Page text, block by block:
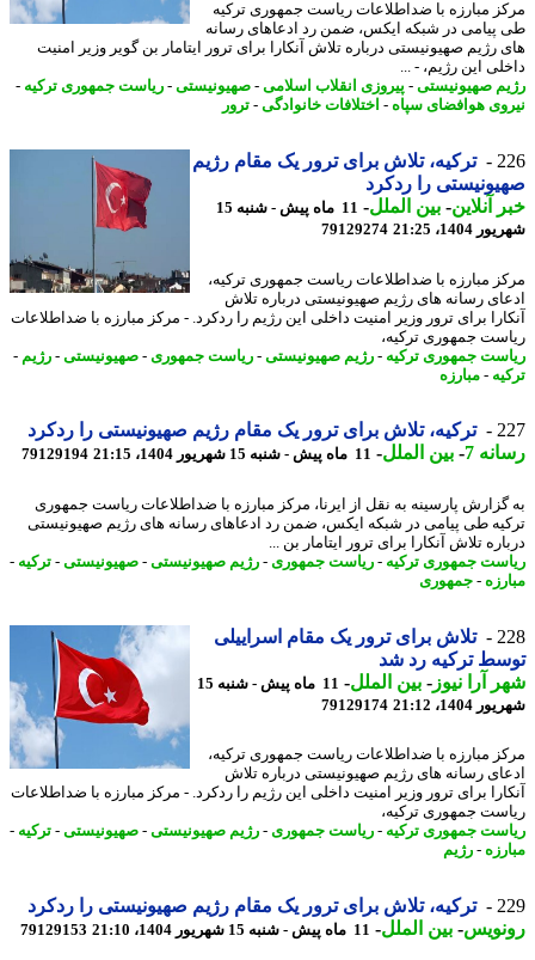
مبارزه با ضداطلاعات ریاست جمهوری ترکیه
در شبکه ایکس، ضمن رد ادعاهای رسانه
رژیم صهیونیستی درباره تلاش آنکارا برای ترور ایتامار بن گویر وزیر امنیت
این رژیم، - ...
صهیونیستی-پیروزی انقلاب اسلامی-صهیونیستی-ریاست جمهوری ترکیه-
هوافضای سپاه-اختلافات خانوادگی -ترور
ترکیه، تلاش برای ترور یک مقام رژیم
را ردکرد
آنلاین-بین الملل-
11 ماه پیش - شنبه 15
21:25
79129274
مبارزه با ضداطلاعات ریاست جمهوری ترکیه،
رسانه های رژیم صهیونیستی درباره تلاش
برای ترور وزیر امنیت داخلی این رژیم را ردکرد. - مرکز مبارزه با ضداطلاعات
جمهوری ترکیه،
جمهوری ترکیه-رژیم صهیونیستی-ریاست جمهوری- صهیونیستی-رژیم-
-مبارزه
ترکیه، تلاش برای ترور یک مقام رژیم صهیونیستی را ردکرد
7
-بین الملل-11 ماه پیش - شنبه 15 شهریور 1404، 21:15 79129194
پارسینه به نقل از ایرنا، مرکز مبارزه با ضداطلاعات ریاست جمهوری
طی پیامی در شبکه ایکس، ضمن رد ادعاهای رسانه های رژیم صهیونیستی
تلاش آنکارا برای ترور ایتامار بن ...
جمهوری ترکیه-ریاست جمهوری- رژیم صهیونیستی-صهیونیستی-ترکیه-
- جمهوری
تلاش برای ترور یک مقام اسراییلی
ترکیه رد شد
آرا نیوز-بین الملل-
11 ماه پیش - شنبه 15
21:12
79129174
مبارزه با ضداطلاعات ریاست جمهوری ترکیه،
رسانه های رژیم صهیونیستی درباره تلاش
برای ترور وزیر امنیت داخلی این رژیم را ردکرد. - مرکز مبارزه با ضداطلاعات
جمهوری ترکیه،
جمهوری ترکیه-ریاست جمهوری- رژیم صهیونیستی-صهیونیستی-ترکیه-
- رژیم
ترکیه، تلاش برای ترور یک مقام رژیم صهیونیستی را ردکرد
-بین الملل-11 ماه پیش - شنبه 15 شهریور 1404، 21:10 79129153